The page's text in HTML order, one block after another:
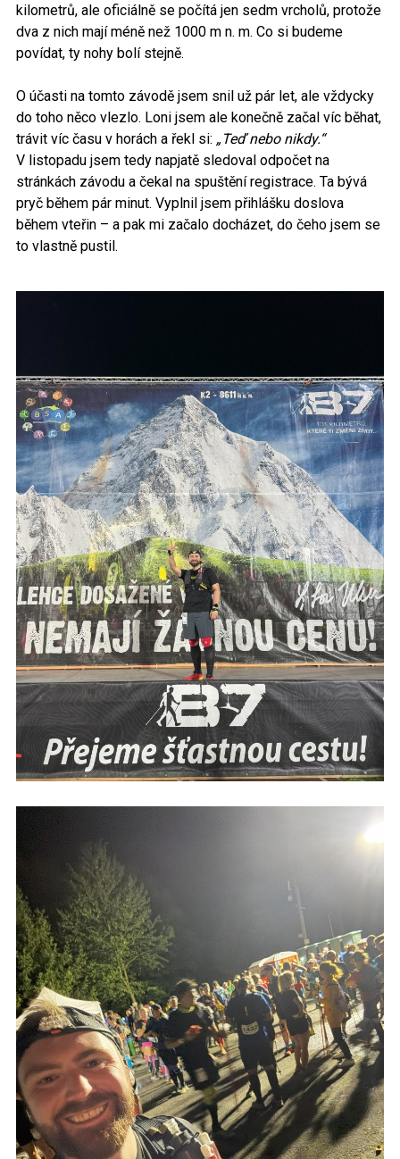
kilometrů, ale oficiálně se počítá jen sedm vrcholů, protože
dva z nich mají méně než 1000 m n. m. Co si budeme
povídat, ty nohy bolí stejně.
O účasti na tomto závodě jsem snil už pár let, ale vždycky
do toho něco vlezlo. Loni jsem ale konečně začal víc běhat,
trávit víc času v horách a řekl si: „Teď nebo nikdy.“
V listopadu jsem tedy napjatě sledoval odpočet na
stránkách závodu a čekal na spuštění registrace. Ta bývá
pryč během pár minut. Vyplnil jsem přihlášku doslova
během vteřin – a pak mi začalo docházet, do čeho jsem se
to vlastně pustil.